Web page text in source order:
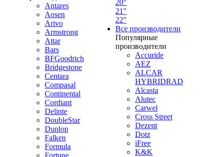
Antares
Aosen
Arivo
Armstrong
Attar
Bars
BFGoodrich
Bridgestone
Centara
Compasal
Continental
Cordiant
Delinte
DoubleStar
Dunlop
Falken
Formula
Fortune
20"
21"
22"
Все производители
Популярные
производители
Accuride
AEZ
ALCAR
HYBRIDRAD
Alcasta
Alutec
Carwel
Cross Street
Dezent
Dotz
iFree
K&K